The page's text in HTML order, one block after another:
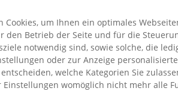
rund 200 Gäste im
Ehrengäste
Yetim, Präsident des
Cookies, um Ihnen ein optimales
den Betrieb der Seite und für die
notwendig sind, sowie solche, die
oder zur Anzeige
welche Kategorien Sie
Einstellungen womöglich nicht mehr alle